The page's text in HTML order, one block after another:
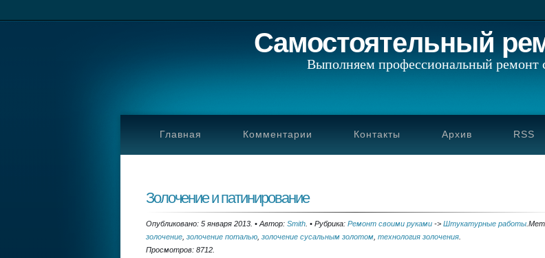
Самостоятельный
Выполняем профессиональный ремонт
Главная Комментарии Контакты Архив RSS
Золочение и патинирование
Опубликовано: 5 января 2013. • Автор: Smith • Рубрика: Ремонт своими руками -> Штукатурные работы
золочение золочение поталью золочение сусальным золотом технология золочения
Просмотров: 8712.